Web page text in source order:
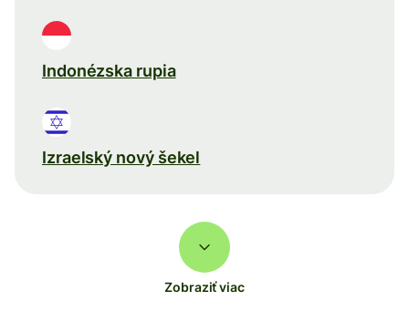
Indonézska rupia
Izraelský nový šekel
Zobraziť viac